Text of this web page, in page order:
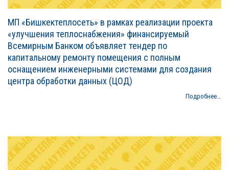
МП «Бишкектеплосеть» в рамках реализации проекта
«улучшения теплоснабжения» финансируемый
Всемирным Банком объявляет тендер по
капитальному ремонту помещения с полным
оснащением инженерными системами для создания
центра обработки данных (ЦОД)
Подробнее...